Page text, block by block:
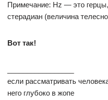
Примечание: Hz — это
стерадиан (величина
Вот так!
если рассматривать
него глубоко в жопе